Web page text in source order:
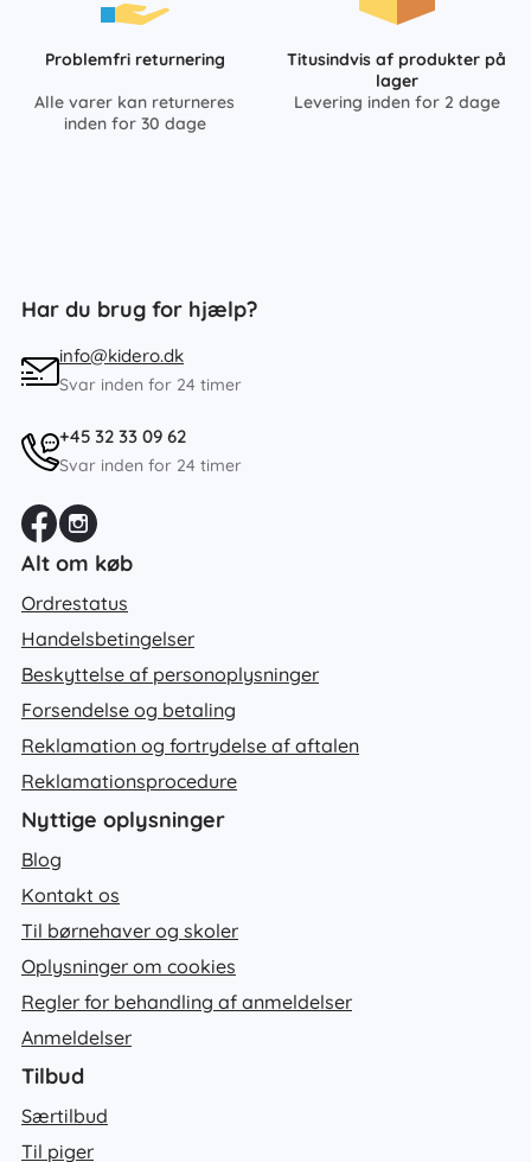
Problemfri returnering
Alle varer kan returneres
inden for 30 dage
Titusindvis af produkter på
lager
Levering inden for 2 dage
Har du brug for hjælp?
info@kidero.dk
Svar inden for 24 timer
+45 32 33 09 62
Svar inden for 24 timer
Alt om køb
Ordrestatus
Handelsbetingelser
Beskyttelse af personoplysninger
Forsendelse og betaling
Reklamation og fortrydelse af aftalen
Reklamationsprocedure
Nyttige oplysninger
Blog
Kontakt os
Til børnehaver og skoler
Oplysninger om cookies
Regler for behandling af anmeldelser
Anmeldelser
Tilbud
Særtilbud
Til piger